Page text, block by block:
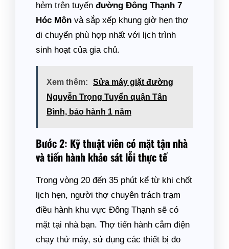
hẻm trên tuyến đường Đông Thạnh 7
Hóc Môn và sắp xếp khung giờ hẹn thợ
di chuyển phù hợp nhất với lịch trình
sinh hoạt của gia chủ.
Xem thêm:
Sửa máy giặt đường
Nguyễn Trọng Tuyển quận Tân
Bình, bảo hành 1 năm
Bước 2: Kỹ thuật viên có mặt tận nhà
và tiến hành khảo sát lỗi thực tế
Trong vòng 20 đến 35 phút kể từ khi chốt
lịch hẹn, người thợ chuyên trách trạm
điều hành khu vực Đông Thạnh sẽ có
mặt tại nhà bạn. Thợ tiến hành cắm điện
chạy thử máy, sử dụng các thiết bị đo